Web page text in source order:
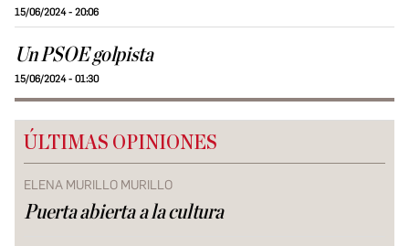
15/06/2024 - 20:06
Un PSOE golpista
15/06/2024 - 01:30
ÚLTIMAS OPINIONES
ELENA MURILLO MURILLO
Puerta abierta a la cultura